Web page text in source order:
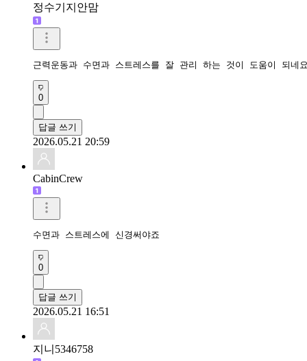
정수기지안맘
근력운동과 수면과 스트레스를 잘 관리 하는 것이 도움이 되네
0
답글 쓰기
2026.05.21 20:59
CabinCrew
수면과 스트레스에 신경써야죠
0
답글 쓰기
2026.05.21 16:51
지니5346758